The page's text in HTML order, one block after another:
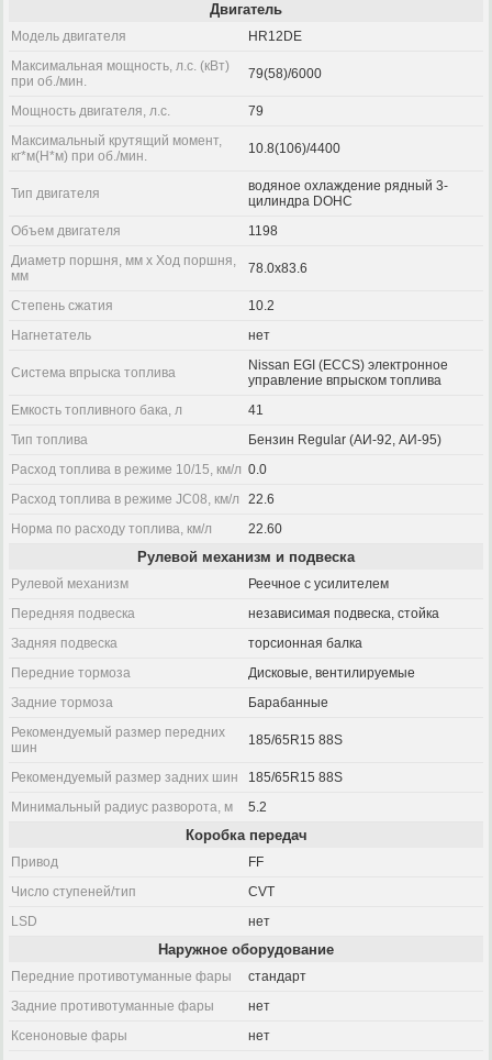
Двигатель
Модель двигателя
HR12DE
Максимальная мощность, л.с. (кВт)
при об./мин.
79(58)/6000
Мощность двигателя, л.с.
79
Максимальный крутящий момент,
кг*м(Н*м) при об./мин.
10.8(106)/4400
Тип двигателя
водяное охлаждение рядный 3-
цилиндра DOHC
Объем двигателя
1198
Диаметр поршня, мм x Ход поршня,
мм
78.0x83.6
Степень сжатия
10.2
Нагнетатель
нет
Система впрыска топлива
Nissan EGI (ECCS) электронное
управление впрыском топлива
Емкость топливного бака, л
41
Тип топлива
Бензин Regular (АИ-92, АИ-95)
Расход топлива в режиме 10/15, км/л 0.0
Расход топлива в режиме JC08, км/л
22.6
Норма по расходу топлива, км/л
22.60
Рулевой механизм и подвеска
Рулевой механизм
Реечное с усилителем
Передняя подвеска
независимая подвеска, стойка
Задняя подвеска
торсионная балка
Передние тормоза
Дисковые, вентилируемые
Задние тормоза
Барабанные
Рекомендуемый размер передних
шин
185/65R15 88S
Рекомендуемый размер задних шин
185/65R15 88S
Минимальный радиус разворота, м
5.2
Коробка передач
Привод
FF
Число ступеней/тип
CVT
LSD
нет
Наружное оборудование
Передние противотуманные фары
стандарт
Задние противотуманные фары
нет
Ксеноновые фары
нет